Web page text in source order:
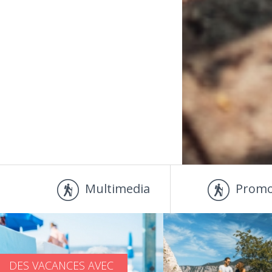
Multimedia
DES VACANCES AVEC